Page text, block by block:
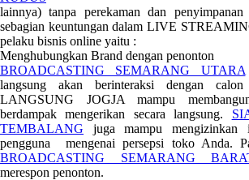
lainnya) tanpa perekaman dan
sebagian keuntungan dalam LIVE
pelaku bisnis online yaitu :
Menghubungkan Brand dengan penonton
BROADCASTING SEMARANG UTARA
langsung akan berinteraksi dengan
LANGSUNG JOGJA mampu
berdampak mengerikan secara langsung.
TEMBALANG juga mampu mengizinkan
pengguna mengenai persepsi toko Anda.
BROADCASTING SEMARANG
merespon penonton.